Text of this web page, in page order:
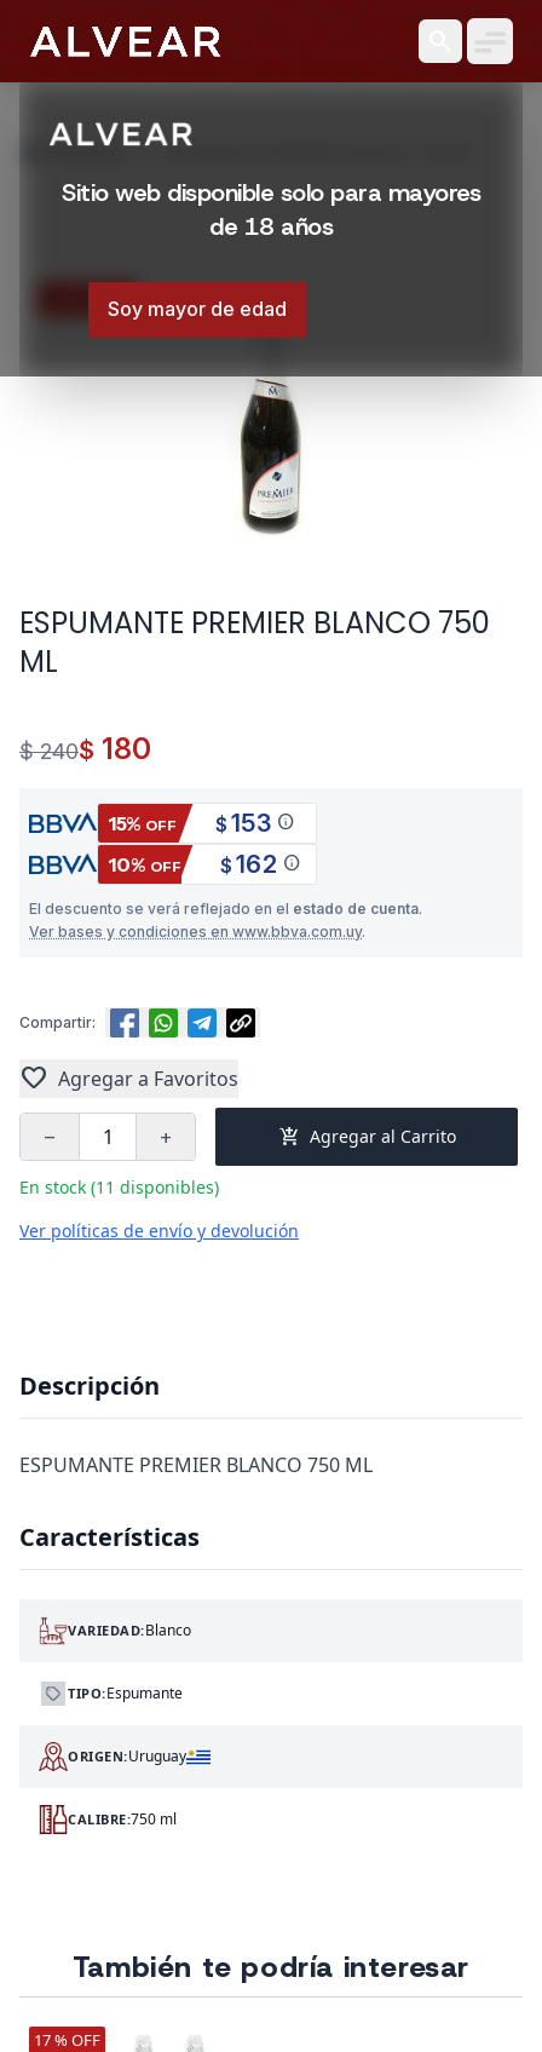
Sitio web disponible solo para mayores
de 18 años
Soy mayor de edad
Productos ESPUMANTE PREMIER BLANCO 750 ML
25% OFF
ESPUMANTE PREMIER BLANCO 750
ML
$ 240$ 180
15% OFF $ 153 info
10% OFF $ 162 info
El descuento se verá reflejado en el estado de cuenta.
Ver bases y condiciones en www.bbva.com.uy.
Compartir:
favorite Agregar a Favoritos
remove add add_shopping_cart Agregar al Carrito
En stock (11 disponibles)
Ver políticas de envío y devolución
Descripción
ESPUMANTE PREMIER BLANCO 750 ML
Características
VARIEDAD:Blanco
TIPO:Espumante
ORIGEN:Uruguay
CALIBRE:750 ml
También te podría interesar
17 % OFF